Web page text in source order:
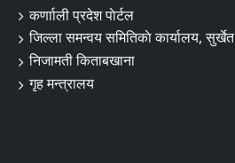
कर्णााली प्रदेश पाेर्टल
जिल्ला समन्वय समितिकाे कार्यालय, सुर्खेत
निजामती किताबखाना
गृह मन्त्रालय